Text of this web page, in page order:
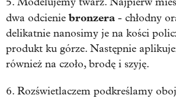
dwa odcieniebronzera - chłodny
delikatnie nanosimy je na kości
produkt ku górze. Następnie
również na czoło, brodę i szyję.
6. Rozświetlaczem podkreślamy